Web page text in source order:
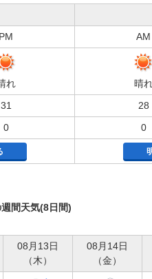
PM AM
れ 晴
31 28
0 0
間天気(8日間)
08月13日
（木）
08月14日
（金）